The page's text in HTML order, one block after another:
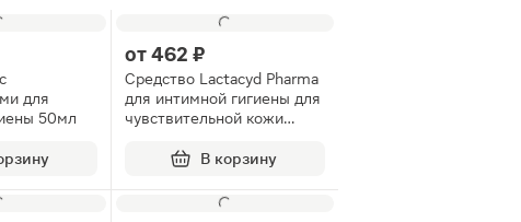
для
50мл
от462 ₽
Средство Lactacyd Pharma
для интимной гигиены для
чувствительной кожи
В корзину